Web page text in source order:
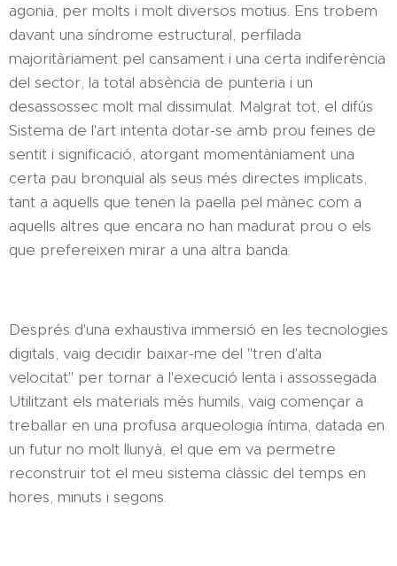
agonia, per molts i molt diversos motius. Ens trobem
davant una síndrome estructural, perfilada
majoritàriament pel cansament i una certa indiferència
del sector, la total absència de punteria i un
desassossec molt mal dissimulat. Malgrat tot, el difús
Sistema de l'art intenta dotar-se amb prou feines de
sentit i significació, atorgant momentàniament una
certa pau bronquial als seus més directes implicats,
tant a aquells que tenen la paella pel mànec com a
aquells altres que encara no han madurat prou o els
que prefereixen mirar a una altra banda.
Després d'una exhaustiva immersió en les tecnologies
digitals, vaig decidir baixar-me del "tren d'alta
velocitat" per tornar a l'execució lenta i assossegada.
Utilitzant els materials més humils, vaig començar a
treballar en una profusa arqueologia íntima, datada en
un futur no molt llunyà, el que em va permetre
reconstruir tot el meu sistema clàssic del temps en
hores, minuts i segons.